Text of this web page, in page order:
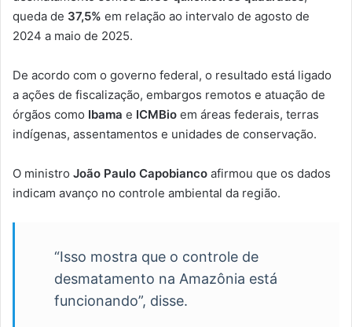
queda de 37,5% em relação ao intervalo de agosto de
2024 a maio de 2025.
De acordo com o governo federal, o resultado está ligado
a ações de fiscalização, embargos remotos e atuação de
órgãos como Ibama e ICMBio em áreas federais, terras
indígenas, assentamentos e unidades de conservação.
O ministro João Paulo Capobianco afirmou que os dados
indicam avanço no controle ambiental da região.
“Isso mostra que o controle de
desmatamento na Amazônia está
funcionando”, disse.